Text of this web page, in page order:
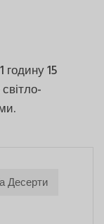
годину 15
Десерти